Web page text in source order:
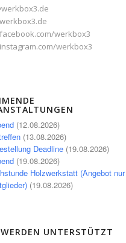
werkbox3
werkbox3
(12.08.2026)
(13.08.2026)
Deadline (19.08.2026)
(19.08.2026)
Holzwerkstatt (Angebot nur
(19.08.2026)
UNTERSTÜTZT